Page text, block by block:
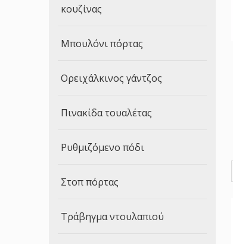
κουζίνας
Μπουλόνι πόρτας
Ορειχάλκινος γάντζος
Πινακίδα τουαλέτας
Ρυθμιζόμενο πόδι
Στοπ πόρτας
Τράβηγμα ντουλαπιού